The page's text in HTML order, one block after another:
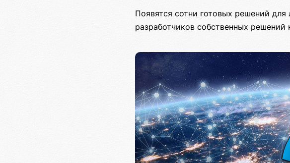
Появятся сотни готовых решений
разработчиков собственных